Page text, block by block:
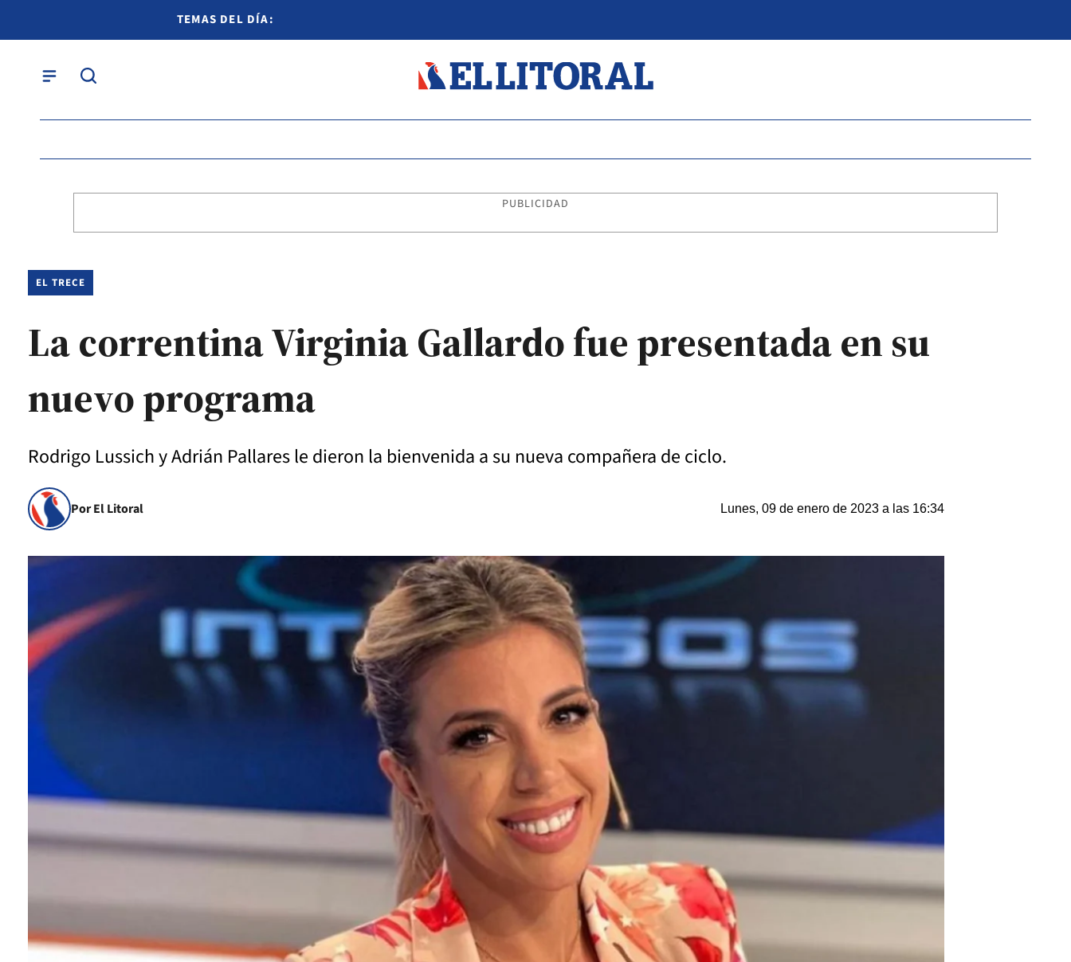
TEMAS DEL DÍA:
PUBLICIDAD
EL TRECE
La correntina Virginia Gallardo fue presentada en su
nuevo programa
Rodrigo Lussich y Adrián Pallares le dieron la bienvenida a su nueva compañera de ciclo.
Por El Litoral Lunes, 09 de enero de 2023 a las 16:34